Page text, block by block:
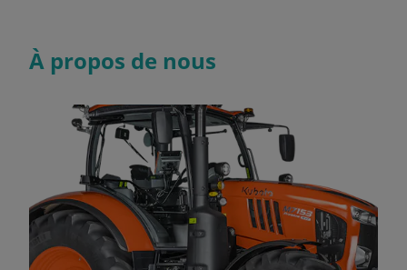
À propos de nous